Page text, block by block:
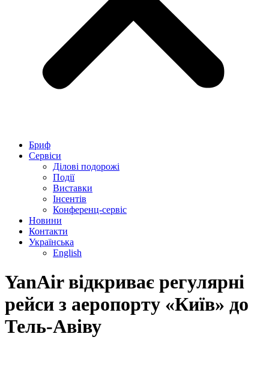
Бриф
Сервіси
Ділові подорожі
Події
Виставки
Інсентів
Конференц-сервіс
Новини
Контакти
Українська
English
YanAir відкриває регулярні
рейси з аеропорту «Київ» до
Тель-Авіву